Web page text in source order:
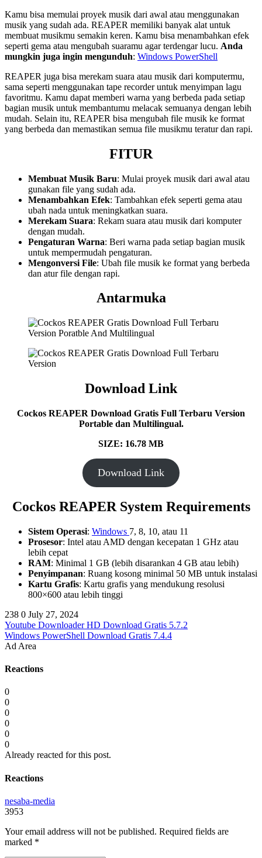
Kamu bisa memulai proyek musik dari awal atau menggunakan
musik yang sudah ada. REAPER memiliki banyak alat untuk
membuat musikmu semakin keren. Kamu bisa menambahkan efek
seperti gema atau mengubah suaramu agar terdengar lucu. Anda
mungkin juga ingin mengunduh: Windows PowerShell
REAPER juga bisa merekam suara atau musik dari komputermu,
sama seperti menggunakan tape recorder untuk menyimpan lagu
favoritmu. Kamu dapat memberi warna yang berbeda pada setiap
bagian musik untuk membantumu melacak semuanya dengan lebih
mudah. Selain itu, REAPER bisa mengubah file musik ke format
yang berbeda dan memastikan semua file musikmu teratur dan rapi.
FITUR
Membuat Musik Baru: Mulai proyek musik dari awal atau
gunakan file yang sudah ada.
Menambahkan Efek: Tambahkan efek seperti gema atau
ubah nada untuk meningkatkan suara.
Merekam Suara: Rekam suara atau musik dari komputer
dengan mudah.
Pengaturan Warna: Beri warna pada setiap bagian musik
untuk mempermudah pengaturan.
Mengonversi File: Ubah file musik ke format yang berbeda
dan atur file dengan rapi.
Antarmuka
Download Link
Cockos REAPER Download Gratis Full Terbaru Version
Portable dan Multilingual.
SIZE: 16.78 MB
Download Link
Cockos REAPER System Requirements
Sistem Operasi: Windows 7, 8, 10, atau 11
Prosesor: Intel atau AMD dengan kecepatan 1 GHz atau
lebih cepat
RAM: Minimal 1 GB (lebih disarankan 4 GB atau lebih)
Penyimpanan: Ruang kosong minimal 50 MB untuk instalasi
Kartu Grafis: Kartu grafis yang mendukung resolusi
800×600 atau lebih tinggi
238 0 July 27, 2024
Youtube Downloader HD Download Gratis 5.7.2
Windows PowerShell Download Gratis 7.4.4
Ad Area
Reactions
0
0
0
0
0
0
Already reacted for this post.
Reactions
nesaba-media
3953
Your email address will not be published. Required fields are
marked *